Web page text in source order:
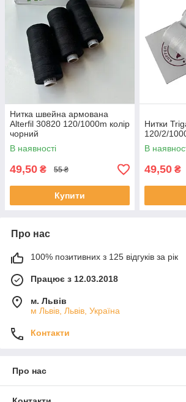
Нитка швейна армована
Alterfil 30820 120/1000m колір
чорний
В наявності
49,50 ₴ 55 ₴
Купити
Нитки
120/2/
В
49,50 ₴
Про нас
100% позитивних з 125 відгуків за рік
Працює з 12.03.2018
м. Львів
м Львів, Львів, Україна
Контакти
Про нас